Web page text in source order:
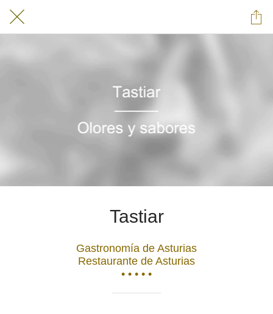
Tastiar
Gastronomía de Asturias
Restaurante de Asturias
• • • • •